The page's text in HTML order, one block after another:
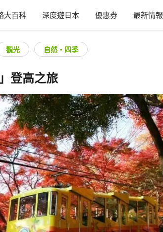
大百科 深度遊日本 優惠券 最新情報
觀光 自然・四季
登高之旅